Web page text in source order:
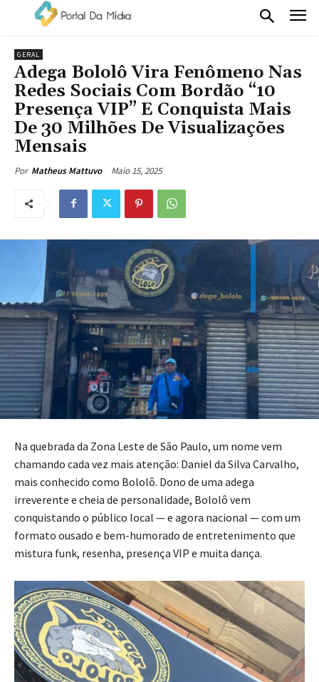
GERAL
Adega Bololô Vira Fenômeno Nas
Redes Sociais Com Bordão “10
Presença VIP” E Conquista Mais
De 30 Milhões De Visualizações
Mensais
Por Matheus Mattuvo Maio 15, 2025
Na quebrada da Zona Leste de São Paulo, um nome vem
chamando cada vez mais atenção: Daniel da Silva Carvalho,
mais conhecido como Bololô. Dono de uma adega
irreverente e cheia de personalidade, Bololô vem
conquistando o público local — e agora nacional — com um
formato ousado e bem-humorado de entretenimento que
mistura funk, resenha, presença VIP e muita dança.